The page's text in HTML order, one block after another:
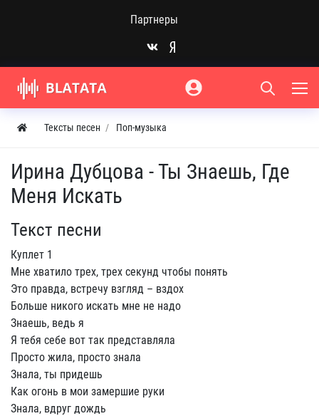
Партнеры
Тексты песен Поп-музыка
Ирина Дубцова - Ты Знаешь, Где
Меня Искать
Текст песни
Куплет 1
Мне хватило трех, трех секунд чтобы понять
Это правда, встречу взгляд – вздох
Больше никого искать мне не надо
Знаешь, ведь я
Я тебя себе вот так представляла
Просто жила, просто знала
Знала, ты придешь
Как огонь в мои замершие руки
Знала, вдруг дождь